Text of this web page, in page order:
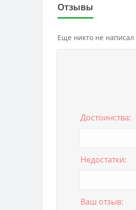
Отзывы
Еще никто не
Достоинства:
Недостатки:
Ваш отзыв: